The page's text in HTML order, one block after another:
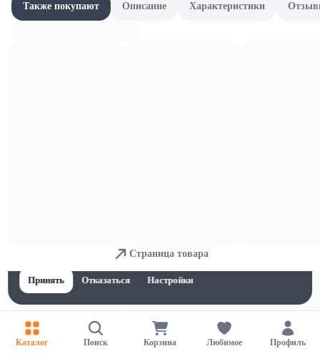
Каталог Поиск Корзина Любимое Профиль
Для обеспечения удобства пользователей сайта используются
Принять
Отказаться Настройки
Также покупают Описание Характеристики
Страница товара